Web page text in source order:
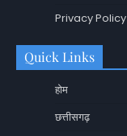
Privacy Policy
Quick Links
होम
छत्तीसगढ़